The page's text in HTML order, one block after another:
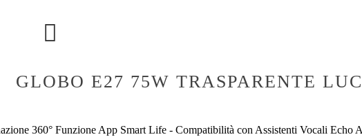
GLOBO E27 75W TRASPARENTE
360° Funzione App Smart Life - Compatibilità con Assistenti Vocali Echo